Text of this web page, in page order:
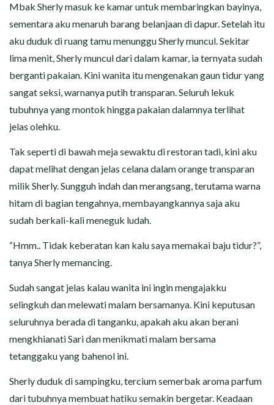
Mbak Sherly masuk ke kamar untuk membaringkan bayinya,
sementara aku menaruh barang belanjaan di dapur. Setelah itu
aku duduk di ruang tamu menunggu Sherly muncul. Sekitar
lima menit, Sherly muncul dari dalam kamar, ia ternyata sudah
berganti pakaian. Kini wanita itu mengenakan gaun tidur yang
sangat seksi, warnanya putih transparan. Seluruh lekuk
tubuhnya yang montok hingga pakaian dalamnya terlihat
jelas olehku.
Tak seperti di bawah meja sewaktu di restoran tadi, kini aku
dapat melihat dengan jelas celana dalam orange transparan
milik Sherly. Sungguh indah dan merangsang, terutama warna
hitam di bagian tengahnya, membayangkannya saja aku
sudah berkali-kali meneguk ludah.
“Hmm.. Tidak keberatan kan kalu saya memakai baju tidur?”,
tanya Sherly memancing.
Sudah sangat jelas kalau wanita ini ingin mengajakku
selingkuh dan melewati malam bersamanya. Kini keputusan
seluruhnya berada di tanganku, apakah aku akan berani
mengkhianati Sari dan menikmati malam bersama
tetanggaku yang bahenol ini.
Sherly duduk di sampingku, tercium semerbak aroma parfum
dari tubuhnya membuat hatiku semakin bergetar. Keadaan